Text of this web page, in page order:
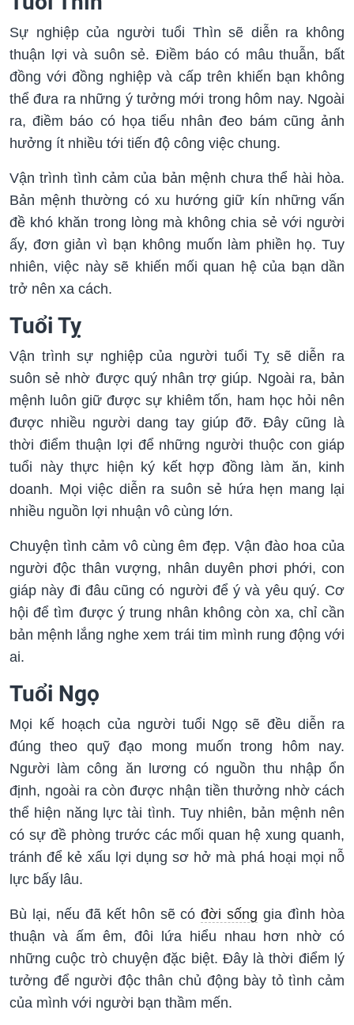
Sự nghiệp của người tuổi Thìn sẽ diễn ra không
thuận lợi và suôn sẻ. Điềm báo có mâu thuẫn, bất
đồng với đồng nghiệp và cấp trên khiến bạn không
thể đưa ra những ý tưởng mới trong hôm nay. Ngoài
ra, điềm báo có họa tiểu nhân đeo bám cũng ảnh
hưởng ít nhiều tới tiến độ công việc chung.
Vận trình tình cảm của bản mệnh chưa thể hài hòa.
Bản mệnh thường có xu hướng giữ kín những vấn
đề khó khăn trong lòng mà không chia sẻ với người
ấy, đơn giản vì bạn không muốn làm phiền họ. Tuy
nhiên, việc này sẽ khiến mối quan hệ của bạn dần
trở nên xa cách.
Tuổi Tỵ
Vận trình sự nghiệp của người tuổi Tỵ sẽ diễn ra
suôn sẻ nhờ được quý nhân trợ giúp. Ngoài ra, bản
mệnh luôn giữ được sự khiêm tốn, ham học hỏi nên
được nhiều người dang tay giúp đỡ. Đây cũng là
thời điểm thuận lợi để những người thuộc con giáp
tuổi này thực hiện ký kết hợp đồng làm ăn, kinh
doanh. Mọi việc diễn ra suôn sẻ hứa hẹn mang lại
nhiều nguồn lợi nhuận vô cùng lớn.
Chuyện tình cảm vô cùng êm đẹp. Vận đào hoa của
người độc thân vượng, nhân duyên phơi phới, con
giáp này đi đâu cũng có người để ý và yêu quý. Cơ
hội để tìm được ý trung nhân không còn xa, chỉ cần
bản mệnh lắng nghe xem trái tim mình rung động với
ai.
Tuổi Ngọ
Mọi kế hoạch của người tuổi Ngọ sẽ đều diễn ra
đúng theo quỹ đạo mong muốn trong hôm nay.
Người làm công ăn lương có nguồn thu nhập ổn
định, ngoài ra còn được nhận tiền thưởng nhờ cách
thể hiện năng lực tài tình. Tuy nhiên, bản mệnh nên
có sự đề phòng trước các mối quan hệ xung quanh,
tránh để kẻ xấu lợi dụng sơ hở mà phá hoại mọi nỗ
lực bấy lâu.
Bù lại, nếu đã kết hôn sẽ cóđời sống gia đình hòa
thuận và ấm êm, đôi lứa hiểu nhau hơn nhờ có
những cuộc trò chuyện đặc biệt. Đây là thời điểm lý
tưởng để người độc thân chủ động bày tỏ tình cảm
của mình với người bạn thầm mến.